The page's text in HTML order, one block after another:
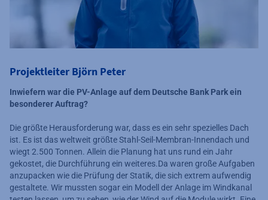
Projektleiter Björn Peter
Inwiefern war die PV-Anlage auf dem Deutsche Bank Park ein
besonderer Auftrag?
Die größte Herausforderung war, dass es ein sehr spezielles Dach
ist. Es ist das weltweit größte Stahl-Seil-Membran-Innendach und
wiegt 2.500 Tonnen. Allein die Planung hat uns rund ein Jahr
gekostet, die Durchführung ein weiteres.Da waren große Aufgaben
anzupacken wie die Prüfung der Statik, die sich extrem aufwendig
gestaltete. Wir mussten sogar ein Modell der Anlage im Windkanal